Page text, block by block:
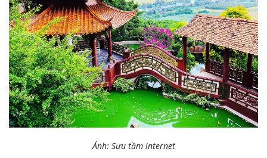
Ảnh: Sưu tầm internet